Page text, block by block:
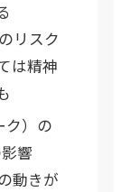
リスク
は精神
ク）の
響
動きが